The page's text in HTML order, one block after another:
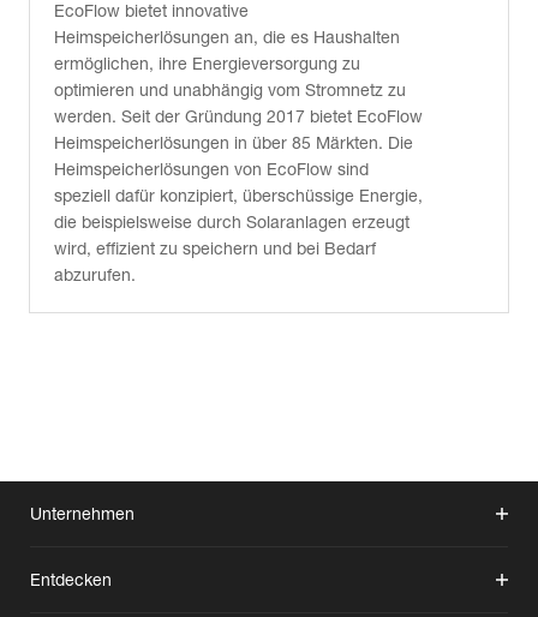
EcoFlow bietet innovative
Heimspeicherlösungen an, die es Haushalten
ermöglichen, ihre Energieversorgung zu
optimieren und unabhängig vom Stromnetz zu
werden. Seit der Gründung 2017 bietet EcoFlow
Heimspeicherlösungen in über 85 Märkten. Die
Heimspeicherlösungen von EcoFlow sind
speziell dafür konzipiert, überschüssige Energie,
die beispielsweise durch Solaranlagen erzeugt
wird, effizient zu speichern und bei Bedarf
abzurufen.
Unternehmen
Entdecken